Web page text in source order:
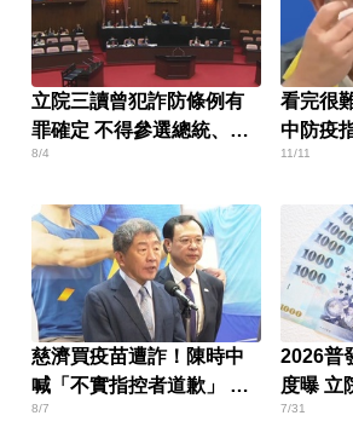
立院三讀曾犯詐防條例有
罪確定 不得參選總統、副
總統
8/4
看完很
中防疫
11/11
慈濟買疫苗遭詐！陳時中
喊「不實指控者道歉」 蔣
萬安回應了
8/7
2026普
度曝 立
7/31